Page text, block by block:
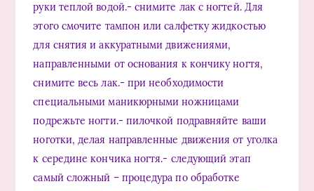
руки теплой водой.- снимите лак с ногтей. Для
этого смочите тампон или салфетку жидкостью
для снятия и аккуратными движениями,
направленными от основания к кончику ногтя,
снимите весь лак.- при необходимости
специальными маникюрными ножницами
подрежьте ногти.- пилочкой подравняйте ваши
ноготки, делая направленные движения от уголка
к середине кончика ногтя.- следующий этап
самый сложный – процедура по обработке